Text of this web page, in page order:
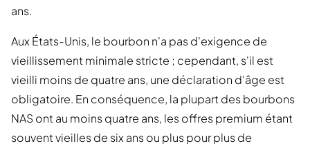
ans.
Aux États-Unis, le bourbon n'a pas d'exigence de
vieillissement minimale stricte ; cependant, s'il est
vieilli moins de quatre ans, une déclaration d'âge est
obligatoire. En conséquence, la plupart des bourbons
NAS ont au moins quatre ans, les offres premium étant
souvent vieilles de six ans ou plus pour plus de